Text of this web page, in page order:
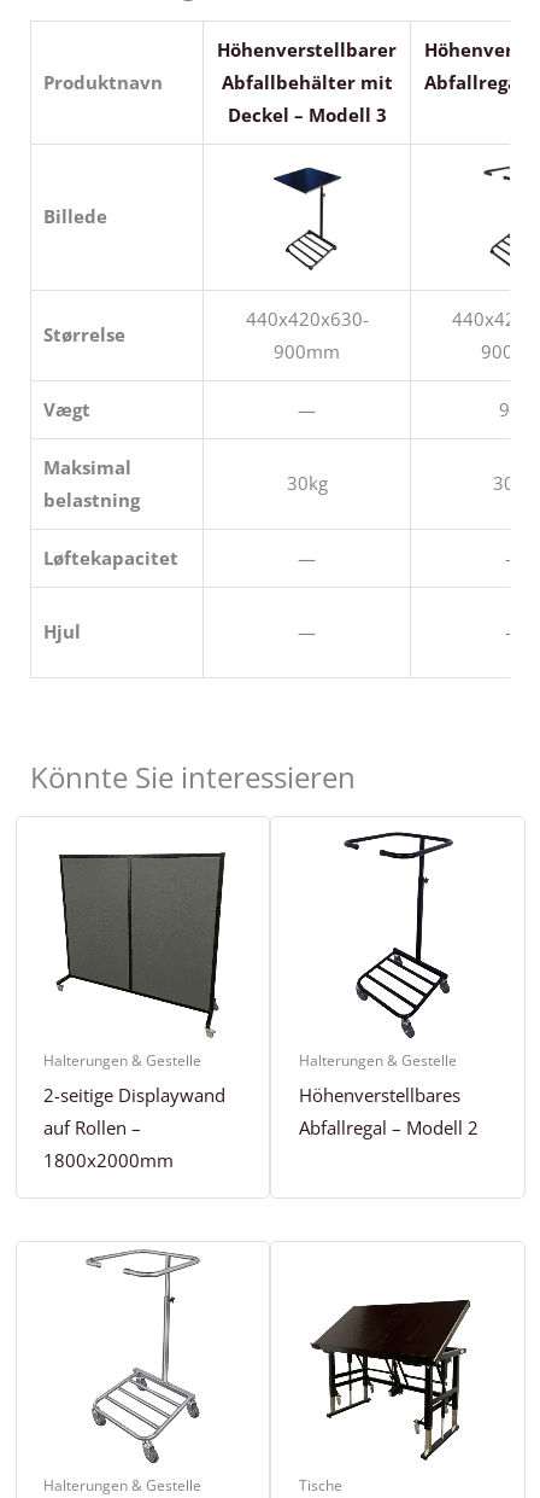
Produktnavn
Höhenverstellbarer
Abfallbehälter mit
Deckel – Modell 3
Abfallregal
Billede
Størrelse
440x420x630-
900mm
Vægt — 9kg
Maksimal
belastning
30kg 30kg
Løftekapacitet — —
Hjul — —
Könnte Sie interessieren
Halterungen & Gestelle
2-seitige Displaywand
auf Rollen –
1800x2000mm
Halterungen & Gestelle
Höhenverstellbares
Abfallregal – Modell 2
Halterungen & Gestelle Tische